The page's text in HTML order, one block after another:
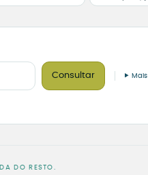
Consultar
DO RESTO.